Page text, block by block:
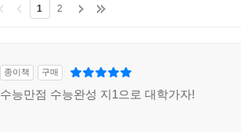
1 2
종이책 구매
수능만점 수능완성 지1으로 대학가자!